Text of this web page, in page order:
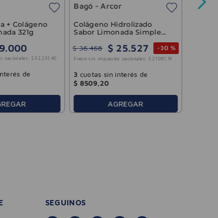
321g
.000
nacionales: $ 32 .231 , 40
de
Bagó - Arcor
Colágeno Hidrolizado
Sabor Limonada Simple
$ 36.468 $ 25.527 -30 %
Precio sin impuestos nacionales: $ 21 .097 19
3 cuotas sin interés de
$ 8509 20
AGREGAR
37
SEGUINOS